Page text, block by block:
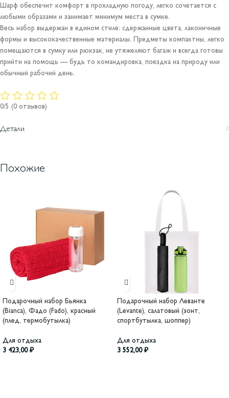
Шарф обеспечит комфорт в прохладную погоду, легко сочетается с
любыми образами и занимает минимум места в сумке.
Весь набор выдержан в едином стиле: сдержанные цвета, лаконичные
формы и высококачественные материалы. Предметы компактны, легко
помещаются в сумку или рюкзак, не утяжеляют багаж и всегда готовы
прийти на помощь — будь то командировка, поездка на природу или
обычный рабочий день.
0/5 (0 отзывов)
Детали
Похожие
Подарочный набор Бьянка
(Bianca), Фадо (Fado), красный
(плед, термобутылка)
Для отдыха
3 423,00 ₽
Подарочный набор Леванте
(Levante), салатовый (зонт,
спортбутылка, шоппер)
Для отдыха
3 552,00 ₽